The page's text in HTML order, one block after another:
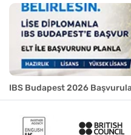
IBS Budapest 2026